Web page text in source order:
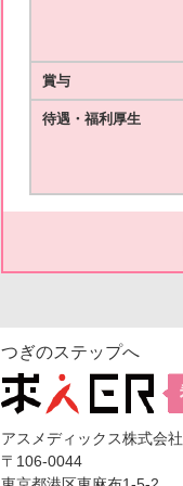
賞与
待遇・福利厚生
つぎのステップへ
アスメディックス株式会社
〒106-0044